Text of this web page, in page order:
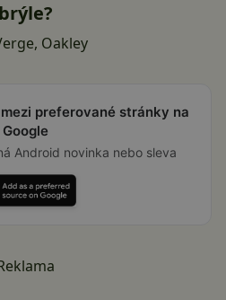
brýle?
, Oakley
preferované stránky na
Google
Android novinka nebo sleva